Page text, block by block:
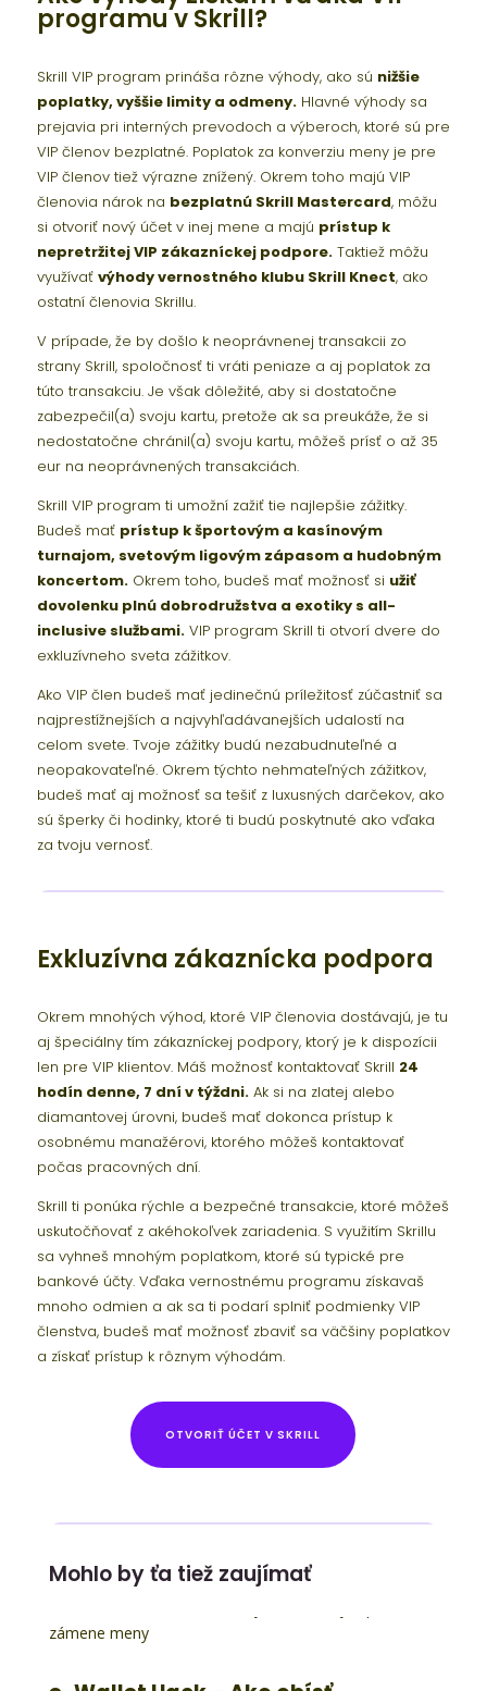
programu v Skrill?
Skrill VIP program prináša rôzne výhody, ako sú nižšie
poplatky, vyššie limity a odmeny.Hlavné výhody sa
prejavia pri interných prevodoch a výberoch, ktoré sú pre
VIP členov bezplatné. Poplatok za konverziu meny je pre
VIP členov tiež výrazne znížený. Okrem toho majú VIP
členovia nárok na bezplatnú Skrill Mastercard, môžu
si otvoriť nový účet v inej mene a majú prístup k
nepretržitej VIP zákazníckej podpore.Taktiež môžu
využívať výhody vernostného klubu Skrill Knect, ako
ostatní členovia Skrillu.
V prípade, že by došlo k neoprávnenej transakcii zo
strany Skrill, spoločnosť ti vráti peniaze a aj poplatok za
túto transakciu. Je však dôležité, aby si dostatočne
zabezpečil(a) svoju kartu, pretože ak sa preukáže, že si
nedostatočne chránil(a) svoju kartu, môžeš prísť o až 35
eur na neoprávnených transakciách.
Skrill VIP program ti umožní zažiť tie najlepšie zážitky.
Budeš mať prístup k športovým a kasínovým
turnajom, svetovým ligovým zápasom a hudobným
koncertom.Okrem toho, budeš mať možnosť si užiť
dovolenku plnú dobrodružstva a exotiky s all-
inclusive službami.VIP program Skrill ti otvorí dvere do
exkluzívneho sveta zážitkov.
Ako VIP člen budeš mať jedinečnú príležitosť zúčastniť sa
najprestížnejších a najvyhľadávanejších udalostí na
celom svete. Tvoje zážitky budú nezabudnuteľné a
neopakovateľné. Okrem týchto nehmateľných zážitkov,
budeš mať aj možnosť sa tešiť z luxusných darčekov, ako
sú šperky či hodinky, ktoré ti budú poskytnuté ako vďaka
za tvoju vernosť.
Exkluzívna zákaznícka podpora
Okrem mnohých výhod, ktoré VIP členovia dostávajú, je tu
aj špeciálny tím zákazníckej podpory, ktorý je k dispozícii
len pre VIP klientov. Máš možnosť kontaktovať Skrill 24
hodín denne, 7 dní v týždni.Ak si na zlatej alebo
diamantovej úrovni, budeš mať dokonca prístup k
osobnému manažérovi, ktorého môžeš kontaktovať
počas pracovných dní.
Skrill ti ponúka rýchle a bezpečné transakcie, ktoré môžeš
uskutočňovať z akéhokoľvek zariadenia. S využitím Skrillu
sa vyhneš mnohým poplatkom, ktoré sú typické pre
bankové účty. Vďaka vernostnému programu získavaš
mnoho odmien a ak sa ti podarí splniť podmienky VIP
členstva, budeš mať možnosť zbaviť sa väčšiny poplatkov
a získať prístup k rôznym výhodám.
OTVORIŤ ÚČET V SKRILL
Mohlo by ťa tiež zaujímať